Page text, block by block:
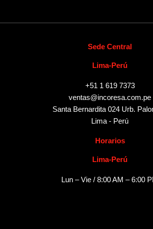
Sede Central
Lima-Perú
+51 1 619 7373
ventas@incoresa.com.pe
Santa Bernardita 024 Urb.
Lima - Perú
Horarios
Lima-Perú
Lun – Vie / 8:00 AM – 6:00